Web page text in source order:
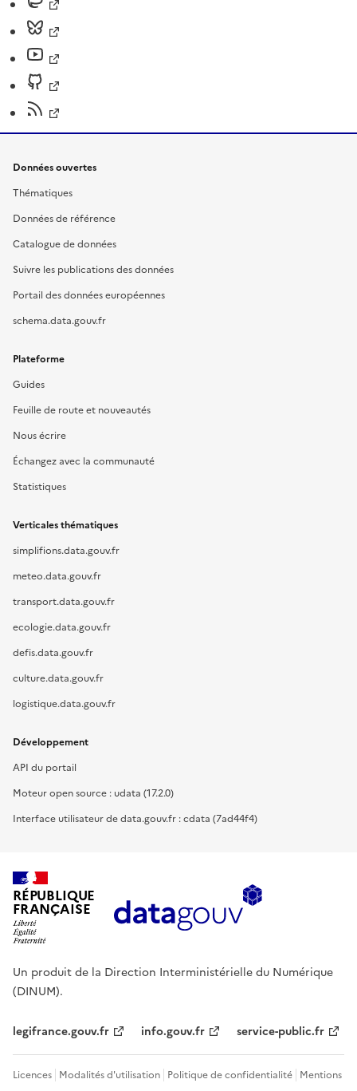
Données ouvertes
Thématiques
Données de référence
Catalogue de données
Suivre les publications des données
Portail des données européennes
schema.data.gouv.fr
Plateforme
Guides
Feuille de route et nouveautés
Nous écrire
Échangez avec la communauté
Statistiques
Verticales thématiques
simplifions.data.gouv.fr
meteo.data.gouv.fr
transport.data.gouv.fr
ecologie.data.gouv.fr
defis.data.gouv.fr
culture.data.gouv.fr
logistique.data.gouv.fr
Développement
API du portail
Moteur open source : udata (17.2.0)
Interface utilisateur de data.gouv.fr : cdata (7ad44f4)
RÉPUBLIQUE
FRANÇAISE
Un produit de la Direction Interministérielle du Numérique
(DINUM).
legifrance.gouv.fr info.gouv.fr service-public.fr
Licences Modalités d'utilisation Politique de confidentialité Mentions